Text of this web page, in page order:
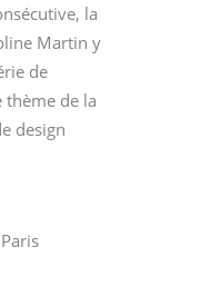
la
Martin y
de
de la
design